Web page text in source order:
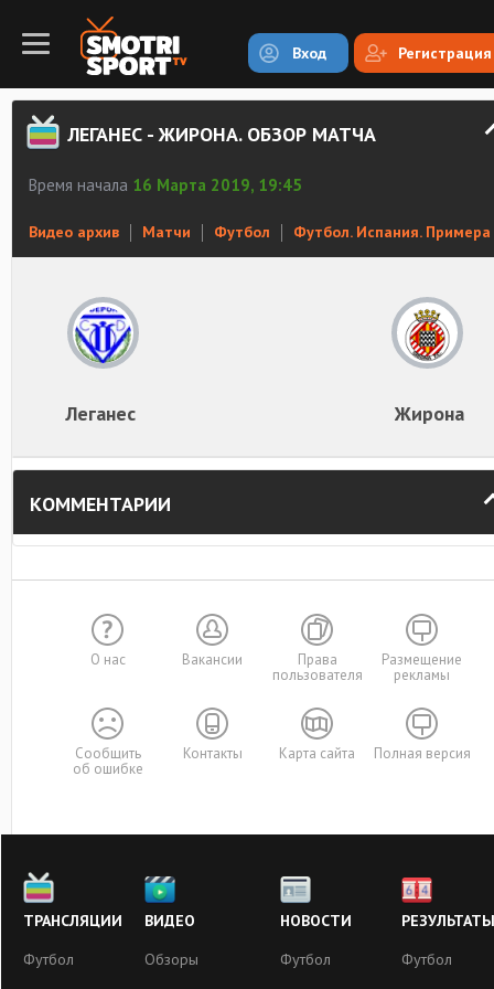
Вход Регистрация
ЛЕГАНЕС - ЖИРОНА. ОБЗОР МАТЧА
Время начала 16 Марта 2019, 19:45
Видео архив Матчи Футбол Футбол. Испания. Примера
Леганес Жирона
КОММЕНТАРИИ
О нас Вакансии
Права
пользователя
Размещение
рекламы
Сообщить
об ошибке
Контакты Карта сайта Полная версия
ТРАНСЛЯЦИИ
Футбол
ВИДЕО
Обзоры
НОВОСТИ
Футбол
РЕЗУЛЬТАТЫ
Футбол